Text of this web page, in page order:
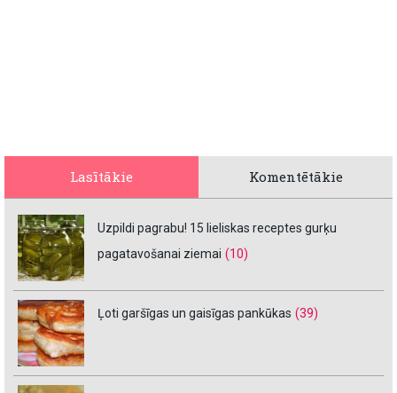
Lasītākie Komentētākie
Uzpildi pagrabu! 15 lieliskas receptes gurķu
pagatavošanai ziemai (10)
Ļoti garšīgas un gaisīgas pankūkas (39)